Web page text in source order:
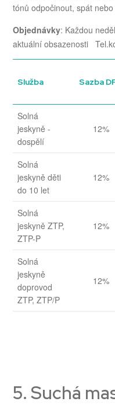
tónů odpočinout, spát
Objednávky: Každou
aktuální obsazenosti
Služba Sazba
Solná
jeskyně -
dospělí
12%
Solná
jeskyně děti
do 10 let
12%
Solná
jeskyně ZTP,
ZTP-P
12%
Solná
jeskyně
doprovod
ZTP, ZTP/P
12%
5. Suchá